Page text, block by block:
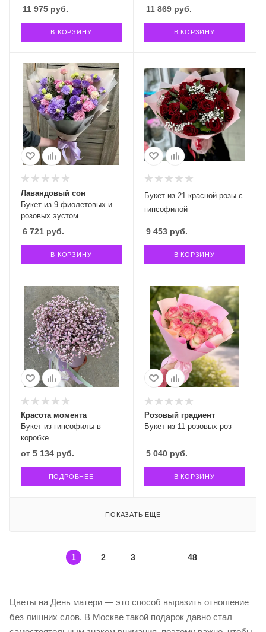
11 975 руб.
В КОРЗИНУ
11 869руб.
В КОРЗИНУ
Букет из 9 фиолетовых и
розовых эустом
Лавандовый сон
6 721 руб.
В КОРЗИНУ
Букет из 21 красной розы с
гипсофилой
9 453руб.
В КОРЗИНУ
Букет из гипсофилы в
коробке
Красота момента
от 5 134 руб.
ПОДРОБНЕЕ
Букет из 11 розовых роз
Розовый градиент
5 040руб.
В КОРЗИНУ
ПОКАЗАТЬ ЕЩЕ
1 2 3 48
Цветы на День матери — это способ выразить отношение
без лишних слов. В Москве такой подарок давно стал